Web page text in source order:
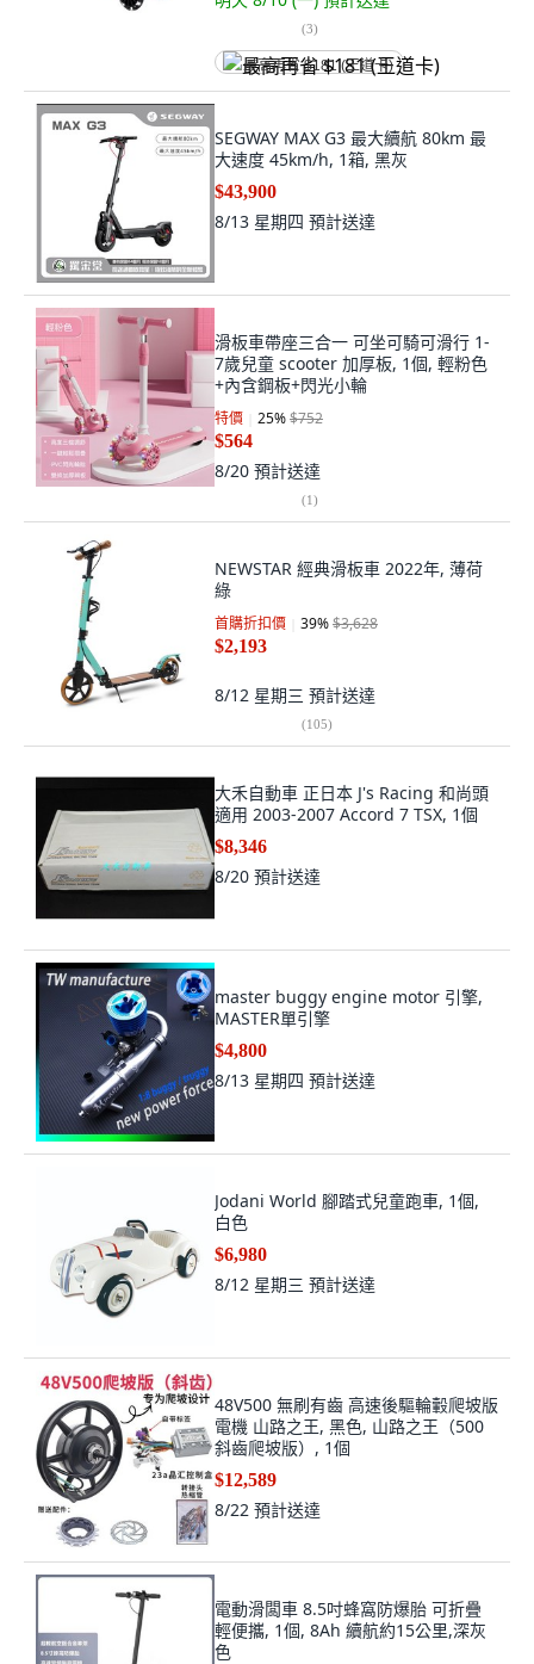
(3)
最高再省 $181 (王道卡)
SEGWAY MAX G3 最大續航 80km 最
大速度 45km/h, 1箱, 黑灰
$43,900
8/13 星期四 預計送達
滑板車帶座三合一 可坐可騎可滑行 1-
7歲兒童 scooter 加厚板, 1個, 輕粉色
+內含鋼板+閃光小輪
特價 25%$752
$564
8/20 預計送達
(1)
NEWSTAR 經典滑板車 2022年, 薄荷
綠
首購折扣價 39%$3,628
$2,193
8/12 星期三 預計送達
(105)
大禾自動車 正日本 J's Racing 和尚頭
適用 2003-2007 Accord 7 TSX, 1個
$8,346
8/20 預計送達
master buggy engine motor 引擎,
MASTER單引擎
$4,800
8/13 星期四 預計送達
Jodani World 腳踏式兒童跑車, 1個,
白色
$6,980
8/12 星期三 預計送達
48V500 無刷有齒 高速後驅輪轂爬坡版
電機 山路之王, 黑色, 山路之王（500
斜齒爬坡版）, 1個
$12,589
8/22 預計送達
電動滑闆車 8.5吋蜂窩防爆胎 可折疊
輕便攜, 1個, 8Ah 續航約15公里,深灰
色